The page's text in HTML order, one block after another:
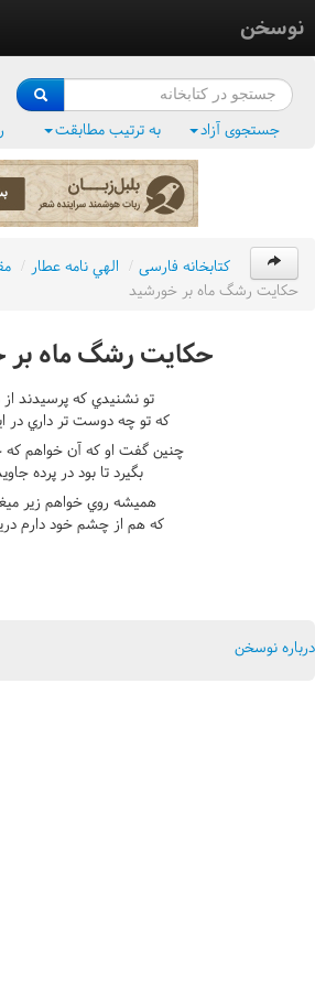
نوسخن
فرهنگ واژگان
جستجوی آزاد به ترتیب مطابقت
کتابخانه فارسی / الهي نامه عطار /
حکايت رشگ ماه بر خورشيد
حکايت رشگ ماه بر
تو نشنيدي که پرسيدند از
که تو چه دوست تر داري در
چنين گفت او که آن خواهم
بگيرد تا بود در پرده
هميشه روي خواهم زير
که هم از چشم خود دارم
درباره نوسخن